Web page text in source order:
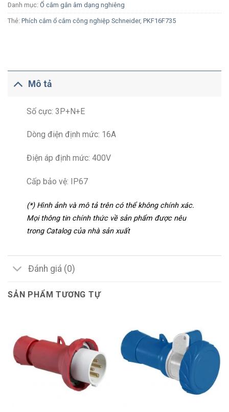
Danh mục: Ổ cắm gắn âm dạng nghiêng
Thẻ: Phích cắm ổ cắm công nghiệp Schneider, PKF16F735
Mô tả
Số cực: 3P+N+E
Dòng điện định mức: 16A
Điện áp định mức: 400V
Cấp bảo vệ: IP67
(*) Hình ảnh và mô tả trên có thể không chính xác.
Mọi thông tin chính thức về sản phẩm được nêu
trong Catalog của nhà sản xuất
Đánh giá (0)
SẢN PHẨM TƯƠNG TỰ